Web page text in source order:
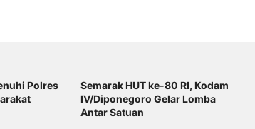
Polres
Semarak HUT ke-80 RI, Kodam
IV/Diponegoro Gelar Lomba
Antar Satuan